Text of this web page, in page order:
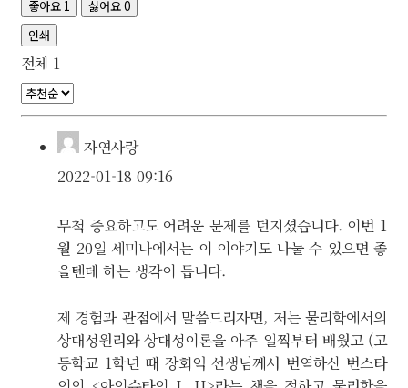
좋아요 1 싫어요0
인쇄
전체 1
자연사랑
2022-01-18 09:16
무척 중요하고도 어려운 문제를 던지셨습니다. 이번 1
월 20일 세미나에서는 이 이야기도 나눌 수 있으면 좋
을텐데 하는 생각이 듭니다.
제 경험과 관점에서 말씀드리자면, 저는 물리학에서의
상대성원리와 상대성이론을 아주 일찍부터 배웠고 (고
등학교 1학년 때 장회익 선생님께서 번역하신 번스타